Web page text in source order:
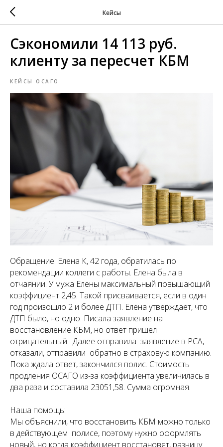
Кейсы
Сэкономили 14 113 руб.
клиенту за пересчет КБМ
КЕЙСЫ ОСАГО
Обращение: Елена К, 42 года, обратилась по
рекомендации коллеги с работы. Елена была в
отчаянии. У мужа Елены максимальный повышающий
коэффициент 2,45. Такой присваивается, если в один
год произошло 2 и более ДТП. Елена утверждает, что
ДТП было, но одно. Писала заявление на
восстановление КБМ, но ответ пришел
отрицательный. Далее отправила заявление в РСА,
отказали, отправили обратно в страховую компанию.
Пока ждала ответ, закончился полис. Стоимость
продления ОСАГО из-за коэффициента увеличилась в
два раза и составила 23051,58. Сумма огромная.
Наша помощь:
Мы объяснили, что восстановить КБМ можно только
в действующем полисе, поэтому нужно оформлять
новый, но когда коэффициент восстановят, разницу